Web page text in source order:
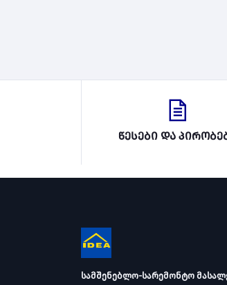
წესები და
სამშენებლო-სარემონტო